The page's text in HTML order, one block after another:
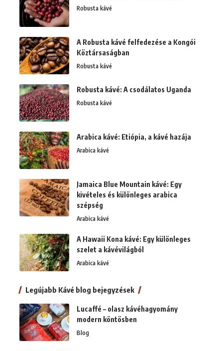
Robusta kávé
A Robusta kávé felfedezése a Kongói
Köztársaságban
Robusta kávé
Robusta kávé: A csodálatos Uganda
Robusta kávé
Arabica kávé: Etiópia, a kávé hazája
Arabica kávé
Jamaica Blue Mountain kávé: Egy
kivételes és különleges arabica
szépség
Arabica kávé
A Hawaii Kona kávé: Egy különleges
szelet a kávévilágból
Arabica kávé
Legújabb Kávé blog bejegyzések
Lucaffé – olasz kávéhagyomány
modern köntösben
Blog